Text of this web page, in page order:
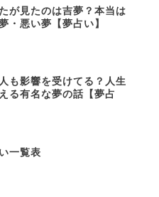
が見たのは吉夢？本当は
・悪い夢【夢占い】
も影響を受けてる？人生
る有名な夢の話【夢占
一覧表